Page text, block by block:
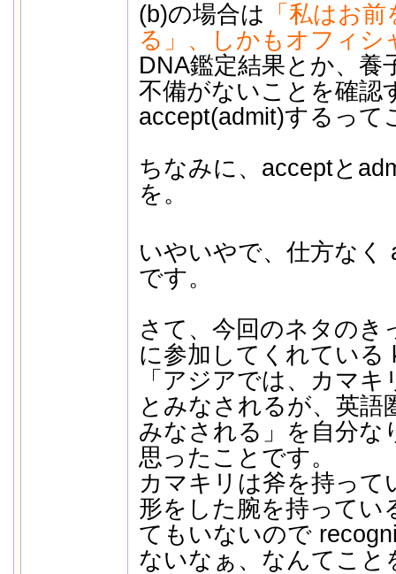
(b)の場合は 「私はお
る」、しかもオフィシ
DNA鑑定結果とか、養
不備がないことを確認
accept(admit)するって
ちなみに、acceptと
を。
いやいやで、仕方なく
です。
さて、今回のネタのき
に参加してくれている
「アジアでは、カマ
とみなされるが、英語
みなされる」を自分な
思ったことです。
カマキリは斧を持って
形をした腕を持ってい
てもいないので
ないなぁ、なんてこと